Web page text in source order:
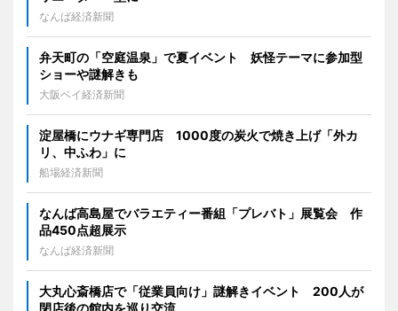
なんば経済新聞
弁天町の「空庭温泉」で夏イベント 妖怪テーマに参加型
ショーや謎解きも
大阪ベイ経済新聞
淀屋橋にウナギ専門店 1000度の炭火で焼き上げ「外カ
リ、中ふわ」に
船場経済新聞
なんば高島屋でバラエティー番組「プレバト」展覧会 作
品450点超展示
なんば経済新聞
大丸心斎橋店で「従業員向け」謎解きイベント 200人が